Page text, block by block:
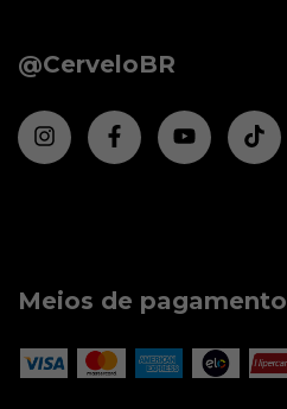
@CerveloBR
Meios de pagamento